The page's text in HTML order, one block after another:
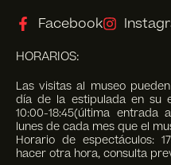
Facebook
HORARIOS:
Las visitas al museo
día de la estipulada en su
10:00-18:45(última
lunes de cada mes que el
Horario de espectáculos:
hacer otra hora, consulta